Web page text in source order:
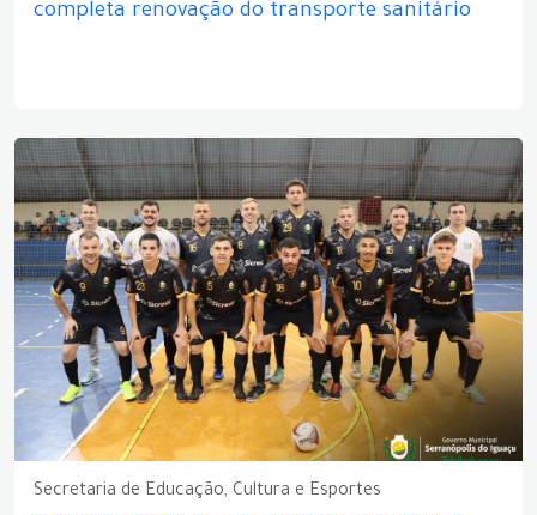
completa renovação do transporte sanitário
Secretaria de Educação, Cultura e Esportes